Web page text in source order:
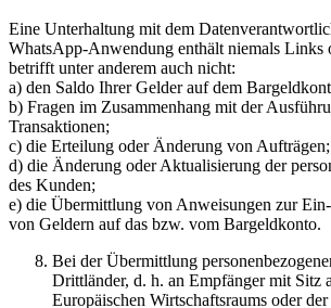
Eine Unterhaltung mit dem
WhatsApp-Anwendung enthält niemals Links
betrifft unter anderem auch nicht:
a) den Saldo Ihrer Gelder auf dem
b) Fragen im Zusammenhang mit der
Transaktionen;
c) die Erteilung oder Änderung von Aufträgen;
d) die Änderung oder Aktualisierung der
des Kunden;
e) die Übermittlung von Anweisungen zur
von Geldern auf das bzw. vom Bargeldkonto.
Bei der Übermittlung
Drittländer, d. h. an Empfänger mit Sitz
Europäischen Wirtschaftsraums oder